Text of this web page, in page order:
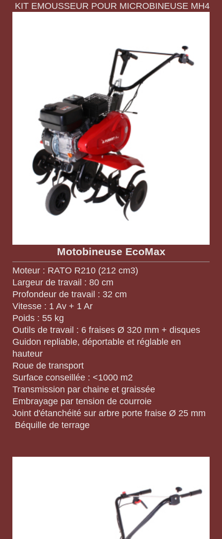
KIT EMOUSSEUR POUR MICROBINEUSE MH4
Motobineuse EcoMax
Moteur : RATO R210 (212 cm3)
Largeur de travail : 80 cm
Profondeur de travail : 32 cm
Vitesse : 1 Av + 1 Ar
Poids : 55 kg
Outils de travail : 6 fraises Ø 320 mm + disques
Guidon repliable, déportable et réglable en
hauteur
Roue de transport
Surface conseillée : <1000 m2
Transmission par chaine et graissée
Embrayage par tension de courroie
Joint d'étanchéité sur arbre porte fraise Ø 25 mm
Béquille de terrage